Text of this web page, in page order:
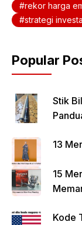
rekor harga
strategi
Popular
Stik
13
15
Kode